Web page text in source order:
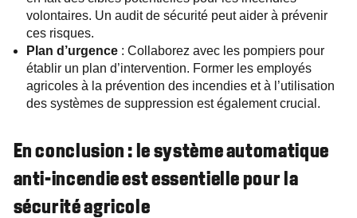
volontaires. Un audit de sécurité peut aider à prévenir
ces risques.
Plan d’urgence: Collaborez avec les pompiers pour
établir un plan d’intervention. Former les employés
agricoles à la prévention des incendies et à l’utilisation
des systèmes de suppression est également crucial.
En conclusion : le système automatique
anti-incendie est essentielle pour la
sécurité agricole